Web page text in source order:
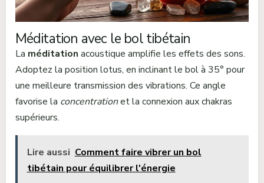
Méditation avec le bol tibétain
La méditation acoustique amplifie les effets des sons.
Adoptez la position lotus, en inclinant le bol à 35° pour
une meilleure transmission des vibrations. Ce angle
favorise la concentrationet la connexion aux chakras
supérieurs.
Lire aussi Comment faire vibrer un bol
tibétain pour équilibrer l'énergie